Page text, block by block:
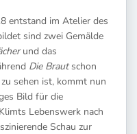
entstand im Atelier des
sind zwei Gemälde
und das
Die Brautschon
sehen ist, kommt nun
Bild für die
Lebenswerk nach
Schau zur